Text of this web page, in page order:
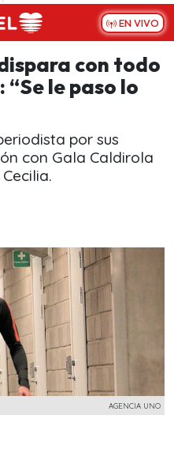
EN VIVO
con todo
le paso lo
por sus
con Gala Caldirola
AGENCIA UNO